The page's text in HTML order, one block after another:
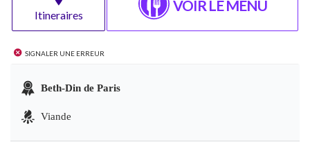
Itineraires
VOIR LE MENU
Signaler une erreur
Beth-Din de Paris
Viande